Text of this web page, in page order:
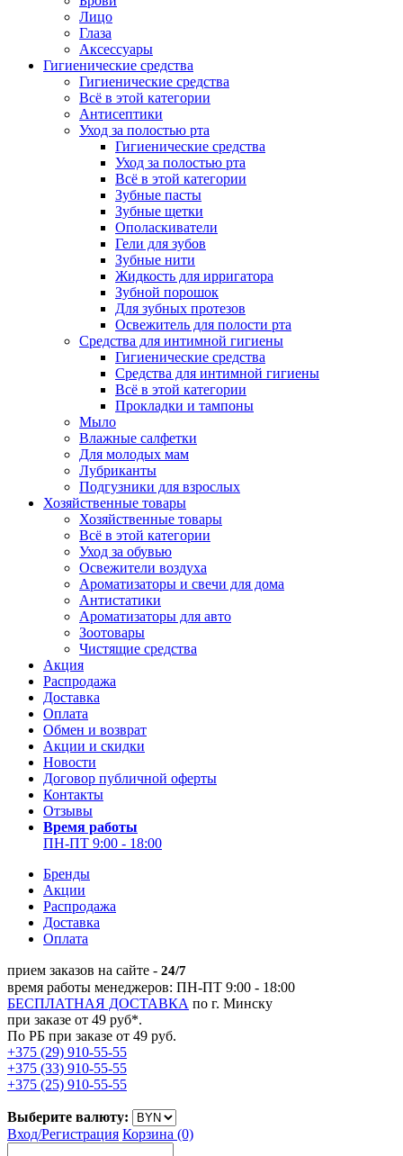
Лицо
Глаза
Аксессуары
Гигиенические средства
Гигиенические средства
Всё в этой категории
Антисептики
Уход за полостью рта
Гигиенические средства
Уход за полостью рта
Всё в этой категории
Зубные пасты
Зубные щетки
Ополаскиватели
Гели для зубов
Зубные нити
Жидкость для ирригатора
Зубной порошок
Для зубных протезов
Освежитель для полости рта
Средства для интимной гигиены
Гигиенические средства
Средства для интимной гигиены
Всё в этой категории
Прокладки и тампоны
Мыло
Влажные салфетки
Для молодых мам
Лубриканты
Подгузники для взрослых
Хозяйственные товары
Хозяйственные товары
Всё в этой категории
Уход за обувью
Освежители воздуха
Ароматизаторы и свечи для дома
Антистатики
Ароматизаторы для авто
Зоотовары
Чистящие средства
Акция
Распродажа
Доставка
Оплата
Обмен и возврат
Акции и скидки
Новости
Договор публичной оферты
Контакты
Отзывы
Время работы
ПН-ПТ 9:00 - 18:00
Бренды
Акции
Распродажа
Доставка
Оплата
прием заказов на сайте - 24/7
время работы менеджеров: ПН-ПТ 9:00 - 18:00
БЕСПЛАТНАЯ ДОСТАВКА по г. Минску
при заказе от 49 руб*.
По РБ при заказе от 49 руб.
+375 (29) 910-55-55
+375 (33) 910-55-55
+375 (25) 910-55-55
Выберите валюту:
Вход/Регистрация Корзина (0)